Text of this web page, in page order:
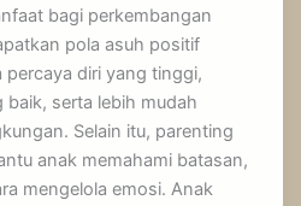
bagi perkembangan
pola asuh positif
percaya diri yang tinggi,
serta lebih mudah
Selain itu, parenting
anak memahami batasan,
mengelola emosi. Anak